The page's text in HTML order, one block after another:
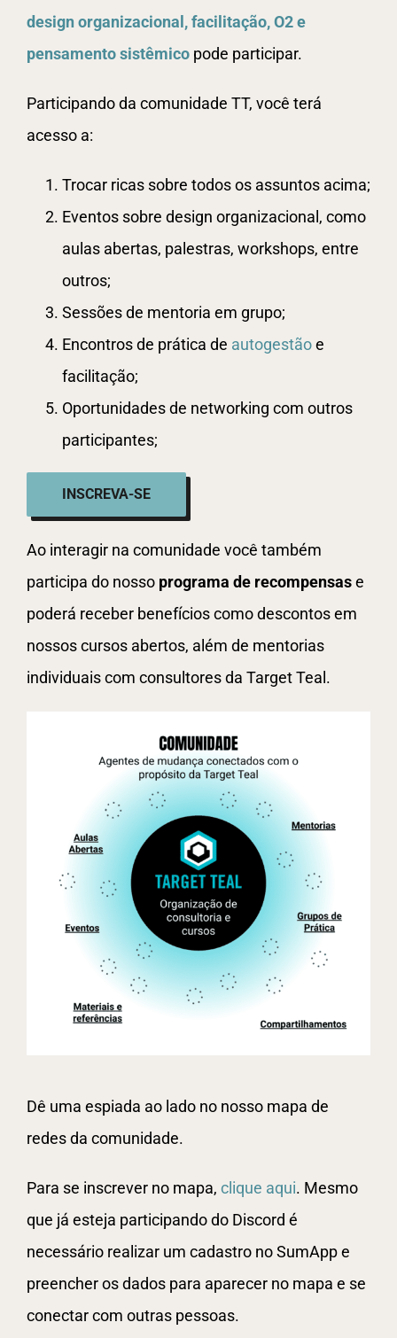
design organizacional, facilitação, O2 e
pensamento sistêmicopode participar.
Participando da comunidade TT, você terá
acesso a:
Trocar ricas sobre todos os assuntos acima;
Eventos sobre design organizacional, como
aulas abertas, palestras, workshops, entre
outros;
Sessões de mentoria em grupo;
Encontros de prática de autogestãoe
facilitação;
Oportunidades de networking com outros
participantes;
INSCREVA-SE
Ao interagir na comunidade você também
participa do nosso programa de recompensase
poderá receber benefícios como descontos em
nossos cursos abertos, além de mentorias
individuais com consultores da Target Teal.
Dê uma espiada ao lado no nosso mapa de
redes da comunidade.
Para se inscrever no mapa, clique aqui. Mesmo
que já esteja participando do Discord é
necessário realizar um cadastro no SumApp e
preencher os dados para aparecer no mapa e se
conectar com outras pessoas.